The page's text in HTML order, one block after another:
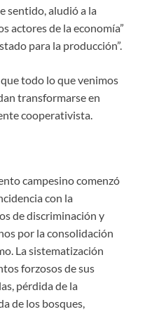
sentido, aludió a la
actores de la economía”
para la producción”.
que todo lo que venimos
transformarse en
cooperativista.
campesino comenzó
con la
de discriminación y
por la consolidación
La sistematización
forzosos de sus
pérdida de la
de los bosques,